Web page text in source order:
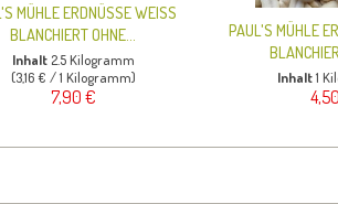
MÜHLE ERDNÜSSE WEISS
BLANCHIERT OHNE...
Inhalt 2.5 Kilogramm
(3,16 € / 1 Kilogramm)
7,90 €
PAUL'S MÜHLE
Inhalt1